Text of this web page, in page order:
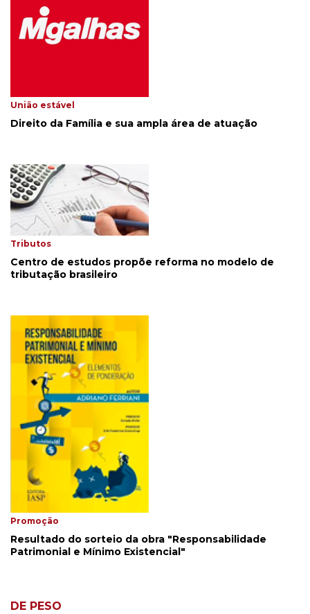
União estável
Direito da Família e sua ampla área de atuação
Tributos
Centro de estudos propõe reforma no modelo de
tributação brasileiro
Promoção
Resultado do sorteio da obra "Responsabilidade
Patrimonial e Mínimo Existencial"
DE PESO